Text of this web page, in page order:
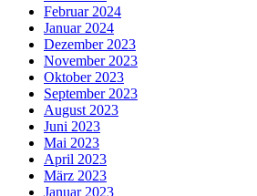
Februar 2024
Januar 2024
Dezember 2023
November 2023
Oktober 2023
September 2023
August 2023
Juni 2023
Mai 2023
April 2023
März 2023
Januar 2023